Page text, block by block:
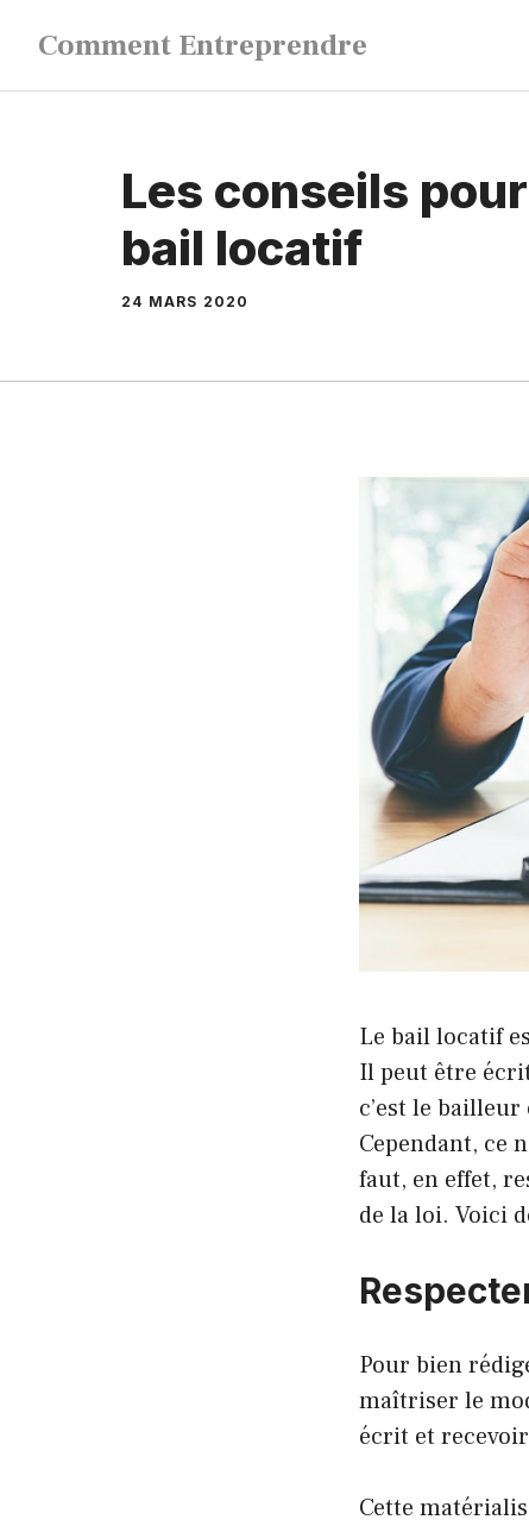
contenu
Comment Entreprendre
Les conseils
bail locatif
24 MARS 2020
Le bail locatif
Il peut être
c’est le
Cependant, ce
faut, en effet,
de la loi. Voici
Pour bien
maîtriser le
écrit et
Cette